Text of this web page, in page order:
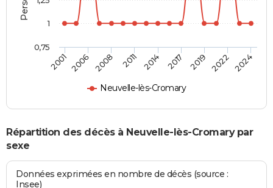
Neuvelle-lès-Cromary
2001 2006 2008 2011 2014 2017 2019 2022 2024
0,75
1
Répartition des décès à Neuvelle-lès-Cromary par
sexe
Données exprimées en nombre de décès (source :
Insee)